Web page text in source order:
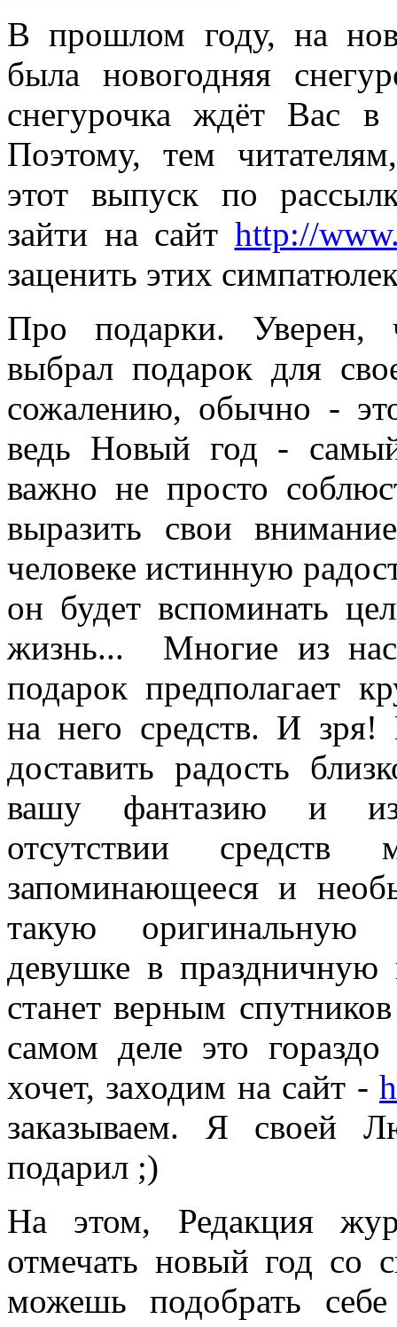
В прошлом году, на
была новогодняя
снегурочка ждёт Вас
Поэтому, тем
этот выпуск по
зайти на сайт http://
заценить этих
Про подарки.
выбрал подарок для
сожалению, обычно -
ведь Новый год -
важно не просто
выразить свои
человеке истинную
он будет вспоминать
жизнь... Многие из нас
подарок предполагает
на него средств. И зря!
доставить радость
вашу фантазию и
отсутствии
запоминающееся и
такую
девушке в праздничную
станет верным
самом деле это
хочет, заходим на сайт -
заказываем. Я своей
подарил ;)
На этом, Редакция
отмечать новый год со
можешь подобрать